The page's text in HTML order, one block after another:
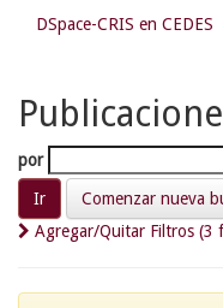
DSpace-CRIS en CEDES
por
Comenzar nueva
Agregar/Quitar Filtros (3